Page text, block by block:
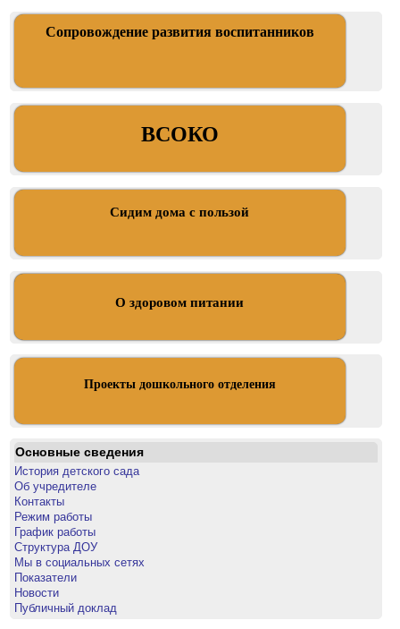
Сопровождение развития воспитанников
ВСОКО
Сидим дома с пользой
О здоровом питании
Проекты дошкольного отделения
Основные сведения
История детского сада
Об учредителе
Контакты
Режим работы
График работы
Структура ДОУ
Мы в социальных сетях
Показатели
Новости
Публичный доклад